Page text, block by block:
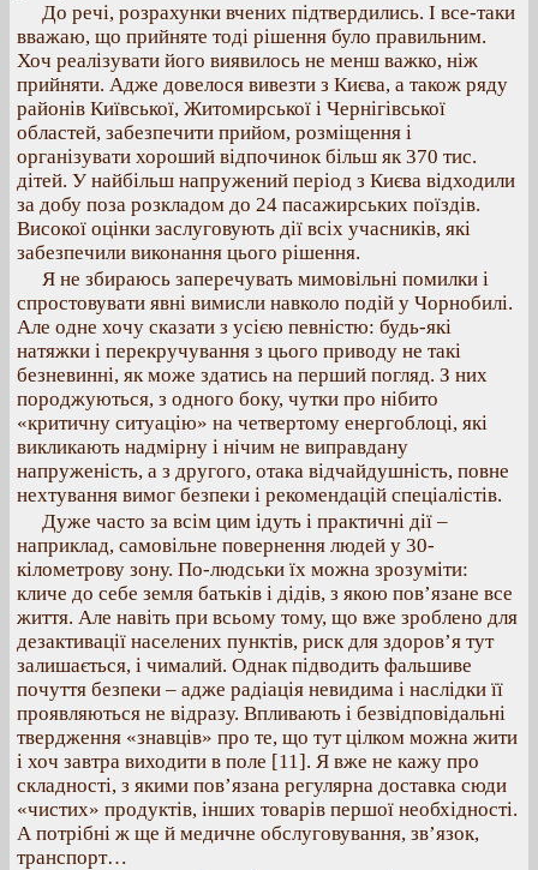
До речі, розрахунки вчених підтвердились. І все-таки
вважаю, що прийняте тоді рішення було правильним.
Хоч реалізувати його виявилось не менш важко, ніж
прийняти. Адже довелося вивезти з Києва, а також ряду
районів Київської, Житомирської і Чернігівської
областей, забезпечити прийом, розміщення і
організувати хороший відпочинок більш як 370 тис.
дітей. У найбільш напружений період з Києва відходили
за добу поза розкладом до 24 пасажирських поїздів.
Високої оцінки заслуговують дії всіх учасників, які
забезпечили виконання цього рішення.
Я не збираюсь заперечувать мимовільні помилки і
спростовувати явні вимисли навколо подій у Чорнобилі.
Але одне хочу сказати з усією певністю: будь-які
натяжки і перекручування з цього приводу не такі
безневинні, як може здатись на перший погляд. З них
породжуються, з одного боку, чутки про нібито
«критичну ситуацію» на четвертому енергоблоці, які
викликають надмірну і нічим не виправдану
напруженість, а з другого, отака відчайдушність, повне
нехтування вимог безпеки і рекомендацій спеціалістів.
Дуже часто за всім цим ідуть і практичні дії –
наприклад, самовільне повернення людей у 30-
кілометрову зону. По-людськи їх можна зрозуміти:
кличе до себе земля батьків і дідів, з якою пов’язане все
життя. Але навіть при всьому тому, що вже зроблено для
дезактивації населених пунктів, риск для здоров’я тут
залишається, і чималий. Однак підводить фальшиве
почуття безпеки – адже радіація невидима і наслідки її
проявляються не відразу. Впливають і безвідповідальні
твердження «знавців» про те, що тут цілком можна жити
і хоч завтра виходити в поле [11]. Я вже не кажу про
складності, з якими пов’язана регулярна доставка сюди
«чистих» продуктів, інших товарів першої необхідності.
А потрібні ж ще й медичне обслуговування, зв’язок,
транспорт…